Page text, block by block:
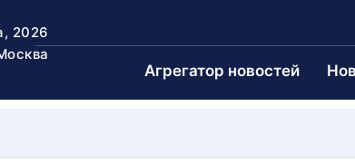
2026
Агрегатор новостей